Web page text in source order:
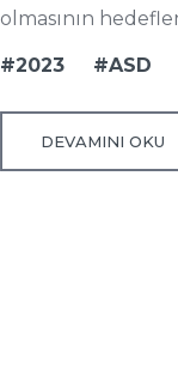
olmasının
2023 ASD
DEVAMINI OKU